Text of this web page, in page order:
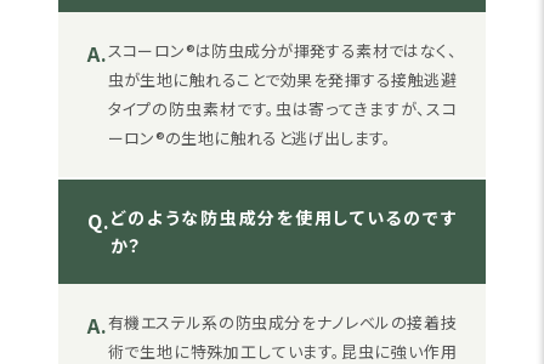
A.スコーロン®は防虫成分が揮発する素材ではなく、
虫が生地に触れることで効果を発揮する接触逃避
タイプの防虫素材です。虫は寄ってきますが、スコ
ーロン®の生地に触れると逃げ出します。
Q.どのような防虫成分を使用しているのです
か？
A.有機エステル系の防虫成分をナノレベルの接着技
術で生地に特殊加工しています。昆虫に強い作用